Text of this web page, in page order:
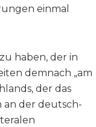
einmal
haben, der in
demnach „am
der das
an der deutsch-